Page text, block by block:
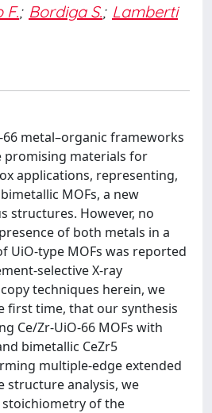
F.; Bordiga S.; Lamberti
66 metal–organic frameworks
promising materials for
applications, representing,
MOFs, a new
structures. However, no
of both metals in a
UiO-type MOFs was reported
selective X-ray
techniques herein, we
first time, that our synthesis
Ce/Zr-UiO-66 MOFs with
bimetallic CeZr5
multiple-edge extended
structure analysis, we
of the